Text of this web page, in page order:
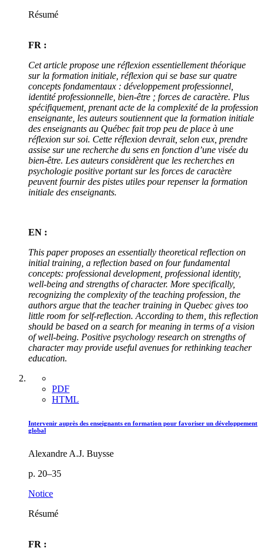
Résumé
FR :
Cet article propose une réflexion essentiellement théorique
sur la formation initiale, réflexion qui se base sur quatre
concepts fondamentaux : développement professionnel,
identité professionnelle, bien-être ; forces de caractère. Plus
spécifiquement, prenant acte de la complexité de la profession
enseignante, les auteurs soutiennent que la formation initiale
des enseignants au Québec fait trop peu de place à une
réflexion sur soi. Cette réflexion devrait, selon eux, prendre
assise sur une recherche du sens en fonction d’une visée du
bien-être. Les auteurs considèrent que les recherches en
psychologie positive portant sur les forces de caractère
peuvent fournir des pistes utiles pour repenser la formation
initiale des enseignants.
EN :
This paper proposes an essentially theoretical reflection on
initial training, a reflection based on four fundamental
concepts: professional development, professional identity,
well-being and strengths of character. More specifically,
recognizing the complexity of the teaching profession, the
authors argue that the teacher training in Quebec gives too
little room for self-reflection. According to them, this reflection
should be based on a search for meaning in terms of a vision
of well-being. Positive psychology research on strengths of
character may provide useful avenues for rethinking teacher
education.
PDF
HTML
Intervenir auprès des enseignants en formation pour favoriser un développement
global
Alexandre A.J. Buysse
p. 20–35
Notice
Résumé
FR :